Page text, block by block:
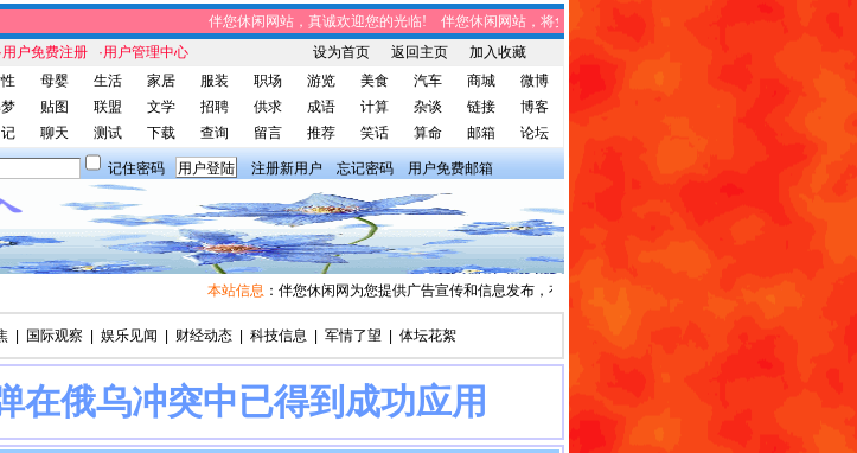
伴您休闲网站，真诚欢迎您的光临! 伴您休闲网站，将免费给您带来趣味时事、笑话集锦、家庭生活、
·用户免费注册 ·用户管理中心 设为首页 返回主页
加入收藏
母婴 生活 家居 服装 职场 游览 美食 汽车 商城
微博
贴图 联盟 文学 招聘 供求 成语 计算 杂谈 链接
博客
聊天 测试 下载 查询 留言 推荐 笑话 算命 邮箱 论坛
记住密码 注册新用户 忘记密码 用户免费邮箱
本站信息：伴您休闲网为您提供广告宣传和信息发布，有需求者请与我们联系。
国际观察 娱乐见闻 财经动态 科技信息 军情了望 体坛花絮
在俄乌冲突中已得到成功应用